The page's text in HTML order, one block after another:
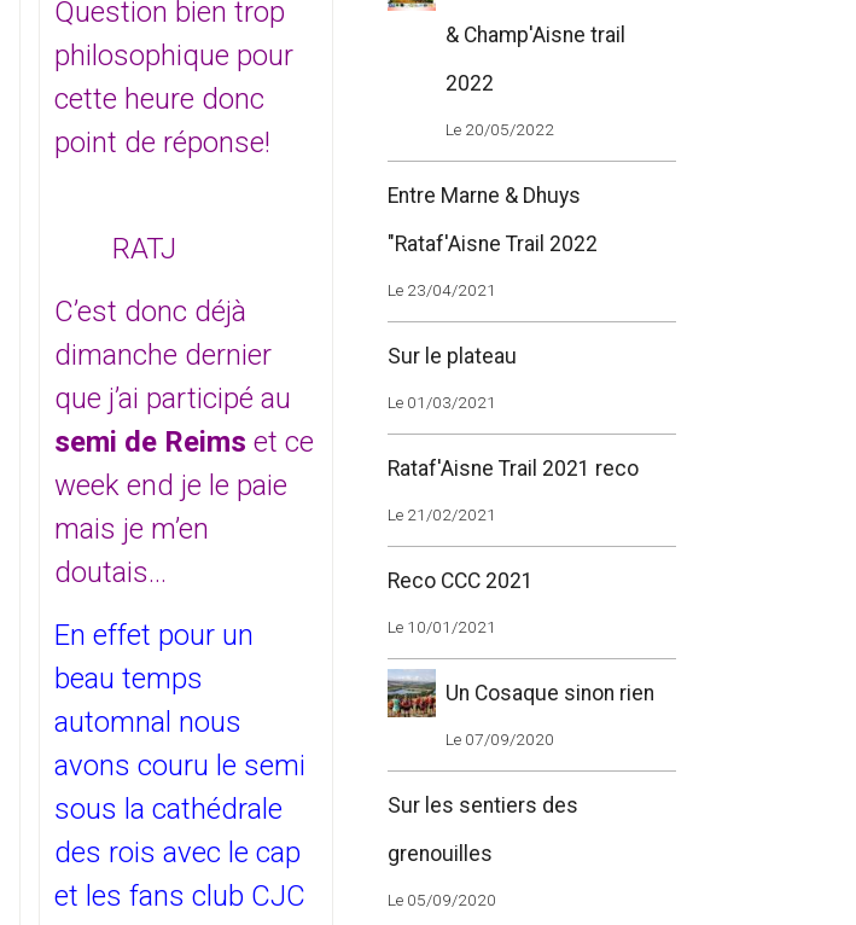
Question bien trop
philosophique pour
cette heure donc
point de réponse!
RATJ
C’est donc déjà
dimanche dernier
que j’ai participé au
semi de Reims et ce
week end je le paie
mais je m’en
doutais...
En effet pour un
beau temps
automnal nous
avons couru le semi
sous la cathédrale
des rois avec le cap
et les fans club CJC
& Champ'Aisne trail
2022
Le 20/05/2022
Entre Marne & Dhuys
"Rataf'Aisne Trail 2022
Le 23/04/2021
Sur le plateau
Le 01/03/2021
Rataf'Aisne Trail 2021 reco
Le 21/02/2021
Reco CCC 2021
Le 10/01/2021
Un Cosaque sinon rien
Le 07/09/2020
Sur les sentiers des
grenouilles
Le 05/09/2020